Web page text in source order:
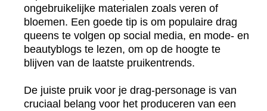
ongebruikelijke materialen zoals veren of
bloemen. Een goede tip is om populaire drag
queens te volgen op social media, en mode- en
beautyblogs te lezen, om op de hoogte te
blijven van de laatste pruikentrends.
De juiste pruik voor je drag-personage is van
cruciaal belang voor het produceren van een